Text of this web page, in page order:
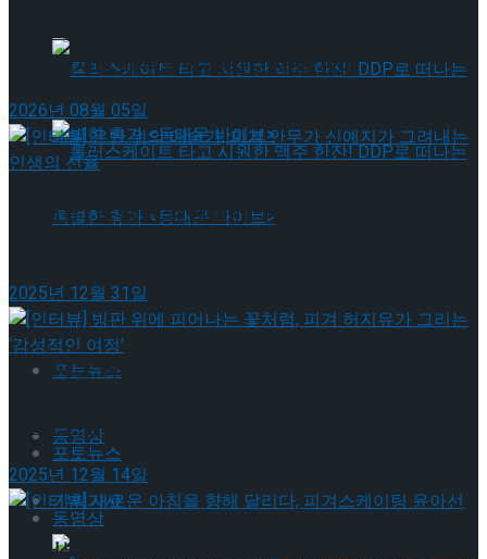
롤러스케이트 타고 시원한 맥주 한잔! DDP로 떠
나는 특별한 휴가 <동대문 바이브>
포토뉴스
동영상
기획기사
뮤지컬 배우와의 콜라보 제품 판매
롤러스케이트 타고 시원한 맥주 한잔! DDP로 떠
나는 특별한 휴가 <동대문 바이브>
포토뉴스
동영상
젠더프리 캐스팅으로 돌아온 뮤지컬’아나키스트’ 9
월 개막
2026년 08월 05일
[인터뷰] 은반 위의 예술가, 피겨 안무가 신예지가 그
2025년 12월 31일
그리는 ‘감성적인 여정’
2025년 12월 14일
[인터뷰] 새로운 아침을 향해 달리다, 피겨스케이팅